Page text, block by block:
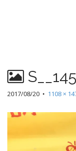
2017/08/20 • 1108 ×